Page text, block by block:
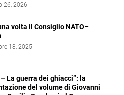
26, 2026
volta il Consiglio NATO–
18, 2025
La guerra dei ghiacci”: la
del volume di Giovanni